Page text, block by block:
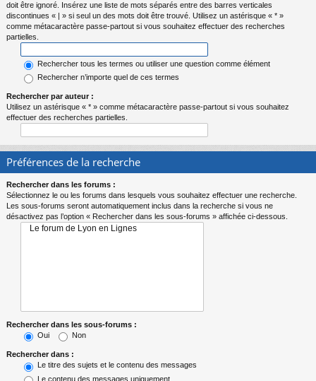
doit être ignoré. Insérez une liste de mots séparés entre des barres verticales
discontinues « | » si seul un des mots doit être trouvé. Utilisez un astérisque « * »
comme métacaractère passe-partout si vous souhaitez effectuer des recherches
partielles.
Rechercher tous les termes ou utiliser une question comme élément
Rechercher n’importe quel de ces termes
Rechercher par auteur :
Utilisez un astérisque « * » comme métacaractère passe-partout si vous souhaitez
effectuer des recherches partielles.
Préférences de la recherche
Rechercher dans les forums :
Sélectionnez le ou les forums dans lesquels vous souhaitez effectuer une recherche.
Les sous-forums seront automatiquement inclus dans la recherche si vous ne
désactivez pas l’option « Rechercher dans les sous-forums » affichée ci-dessous.
Rechercher dans les sous-forums :
Oui
Non
Rechercher dans :
Le titre des sujets et le contenu des messages
Le contenu des messages uniquement